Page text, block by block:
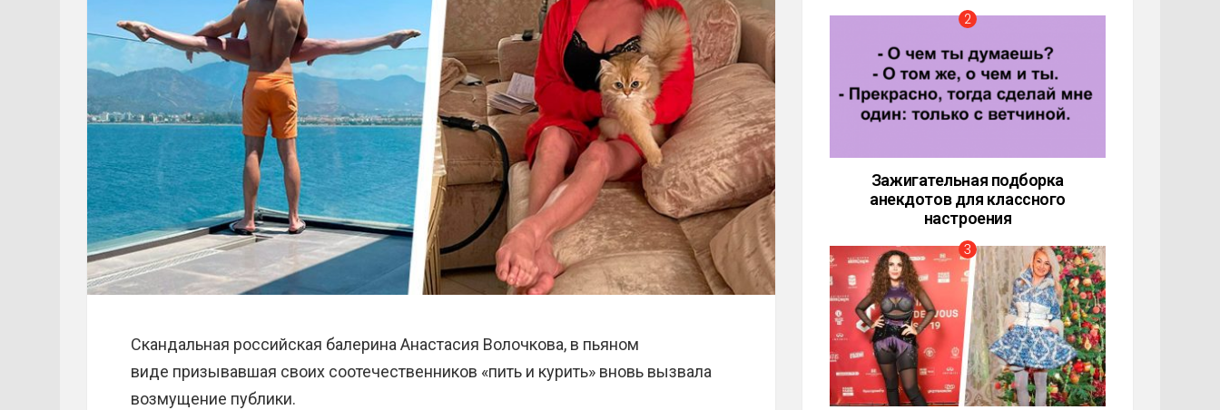
Скандальная российская балерина Анастасия Волочкова, в пьяном
виде призывавшая своих соотечественников «пить и курить» вновь вызвала
возмущение публики.
Зажигательная подборка
анекдотов для классного
настроения